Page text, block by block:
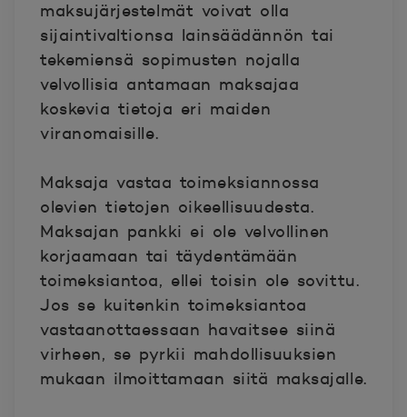
maksujärjestelmät voivat olla
sijaintivaltionsa lainsäädännön tai
tekemiensä sopimusten nojalla
velvollisia antamaan maksajaa
koskevia tietoja eri maiden
viranomaisille.
Maksaja vastaa toimeksiannossa
olevien tietojen oikeellisuudesta.
Maksajan pankki ei ole velvollinen
korjaamaan tai täydentämään
toimeksiantoa, ellei toisin ole sovittu.
Jos se kuitenkin toimeksiantoa
vastaanottaessaan havaitsee siinä
virheen, se pyrkii mahdollisuuksien
mukaan ilmoittamaan siitä maksajalle.